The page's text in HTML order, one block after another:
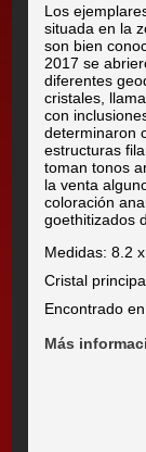
Los
situada en la
son bien
2017 se
diferentes
cristales,
con
determinaron
estructuras
toman tonos
la venta
coloración
goethitizados
Medidas: 8.2
Cristal
Encontrado
Más